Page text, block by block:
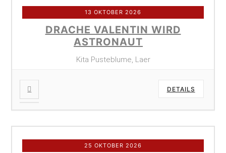
13 OKTOBER 2026
DRACHE VALENTIN WIRD
ASTRONAUT
Kita Pusteblume, Laer
DETAILS
25 OKTOBER 2026